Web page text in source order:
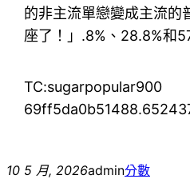
的非主流單戀變成主流的
座了！」.8%、28.8%和
TC:sugarpopular900
10 5 月, 2026admin分數